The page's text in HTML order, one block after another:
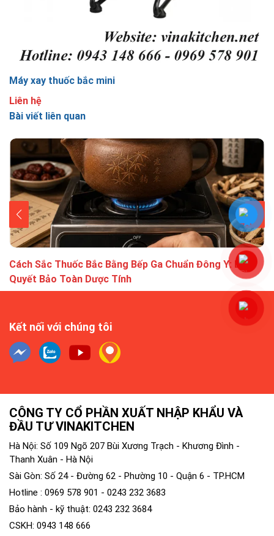
Máy xay thuốc bắc mini
Liên hệ
Bài viết liên quan
Cách Sắc Thuốc Bắc Bằng Bếp Ga Chuẩn Đông Y: Bí
Quyết Bảo Toàn Dược Tính
Kết nối với chúng tôi
CÔNG TY CỔ PHẦN XUẤT NHẬP KHẨU VÀ
ĐẦU TƯ VINAKITCHEN
Hà Nội: Số 109 Ngõ 207 Bùi Xương Trạch - Khương Đình -
Thanh Xuân - Hà Nội
Sài Gòn: Số 24 - Đường 62 - Phường 10 - Quận 6 - TP.HCM
Hotline : 0969 578 901 - 0243 232 3683
Bảo hành - kỹ thuật: 0243 232 3684
CSKH: 0943 148 666